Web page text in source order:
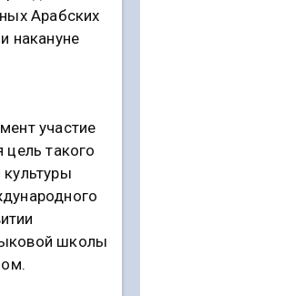
Арабских
накануне
участие
цель такого
школы